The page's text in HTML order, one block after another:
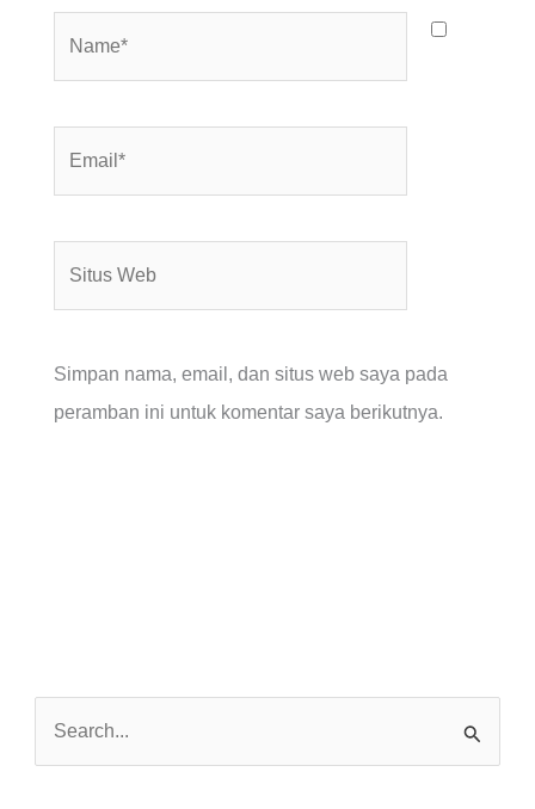
Simpan nama, email, dan situs web saya pada
peramban ini untuk komentar saya berikutnya.